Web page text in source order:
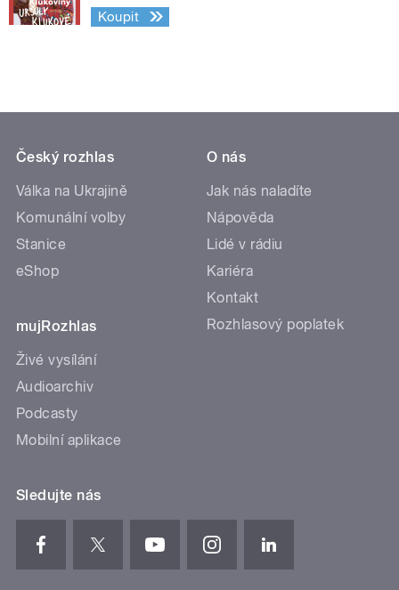
Koupit
Český rozhlas
Válka na Ukrajině
Komunální volby
Stanice
eShop
mujRozhlas
Živé vysílání
Audioarchiv
Podcasty
Mobilní aplikace
O nás
Jak nás naladíte
Nápověda
Lidé v rádiu
Kariéra
Kontakt
Rozhlasový poplatek
Sledujte nás